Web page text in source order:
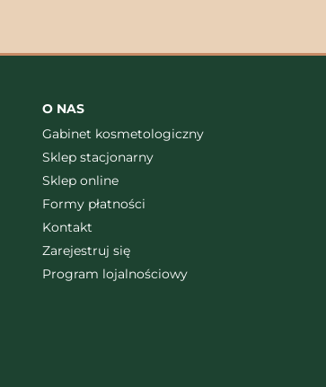
O NAS
Gabinet kosmetologiczny
Sklep stacjonarny
Sklep online
Formy płatności
Kontakt
Zarejestruj się
Program lojalnościowy